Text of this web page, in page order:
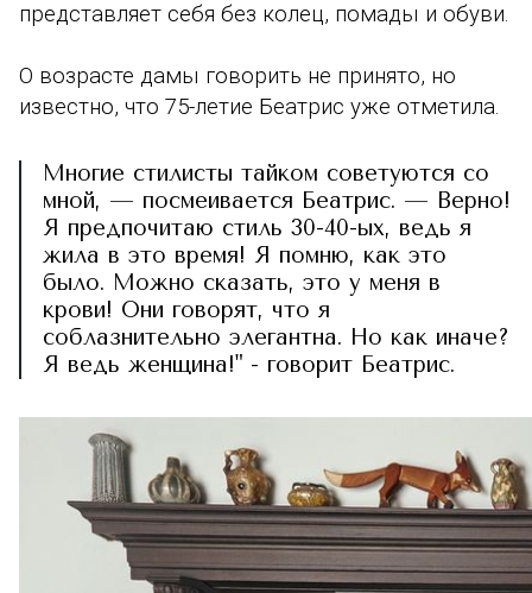
представляет себя без колец, помады и обуви.
О возрасте дамы говорить не принято, но
известно, что 75-летие Беатрис уже отметила.
Многие стилисты тайком советуются со
мной, — посмеивается Беатрис. — Верно!
Я предпочитаю стиль 30-40-ых, ведь я
жила в это время! Я помню, как это
было. Можно сказать, это у меня в
крови! Они говорят, что я
соблазнительно элегантна. Но как иначе?
Я ведь женщина!" - говорит Беатрис.